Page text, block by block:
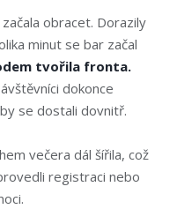
obracet. Dorazily
minut se bar začal
tvořila fronta.
dokonce
se dostali dovnitř.
večera dál šířila, což
registraci nebo